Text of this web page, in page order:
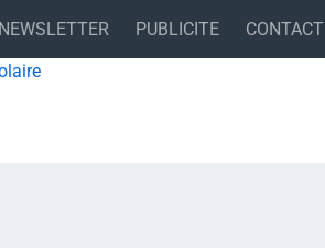
PUBLICITE CONTACT